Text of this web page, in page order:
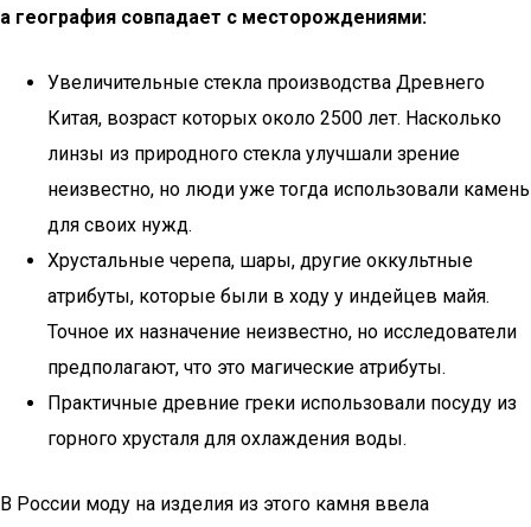
а география совпадает с месторождениями:
Увеличительные стекла производства Древнего
Китая, возраст которых около 2500 лет. Насколько
линзы из природного стекла улучшали зрение
неизвестно, но люди уже тогда использовали камень
для своих нужд.
Хрустальные черепа, шары, другие оккультные
атрибуты, которые были в ходу у индейцев майя.
Точное их назначение неизвестно, но исследователи
предполагают, что это магические атрибуты.
Практичные древние греки использовали посуду из
горного хрусталя для охлаждения воды.
В России моду на изделия из этого камня ввела